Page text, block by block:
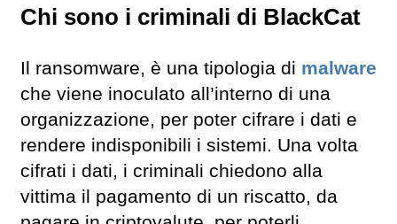
Chi sono i criminali di BlackCat
Il ransomware, è una tipologia di malware
che viene inoculato all’interno di una
organizzazione, per poter cifrare i dati e
rendere indisponibili i sistemi. Una volta
cifrati i dati, i criminali chiedono alla
vittima il pagamento di un riscatto, da